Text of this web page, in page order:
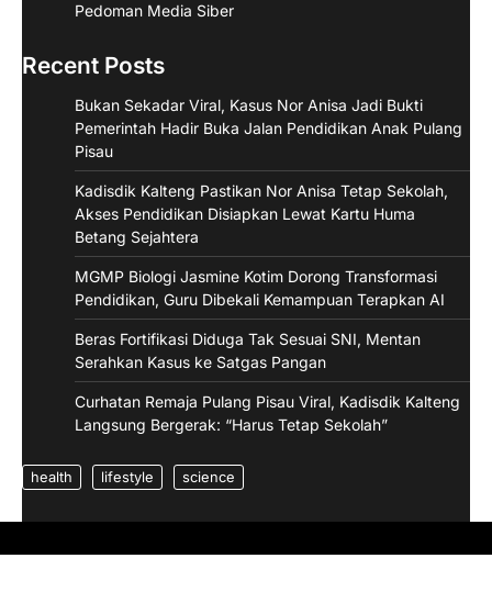
Pedoman Media Siber
Recent Posts
Bukan Sekadar Viral, Kasus Nor Anisa Jadi Bukti
Pemerintah Hadir Buka Jalan Pendidikan Anak Pulang
Pisau
Kadisdik Kalteng Pastikan Nor Anisa Tetap Sekolah,
Akses Pendidikan Disiapkan Lewat Kartu Huma
Betang Sejahtera
MGMP Biologi Jasmine Kotim Dorong Transformasi
Pendidikan, Guru Dibekali Kemampuan Terapkan AI
Beras Fortifikasi Diduga Tak Sesuai SNI, Mentan
Serahkan Kasus ke Satgas Pangan
Curhatan Remaja Pulang Pisau Viral, Kadisdik Kalteng
Langsung Bergerak: “Harus Tetap Sekolah”
health lifestyle science